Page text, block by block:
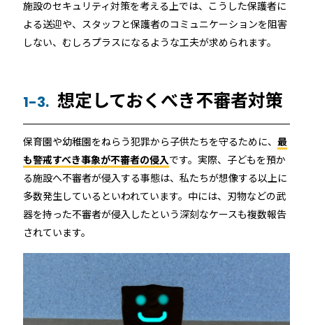
施設のセキュリティ対策を考える上では、こうした保護者に
よる送迎や、スタッフと保護者のコミュニケーションを阻害
しない、むしろプラスになるような工夫が求められます。
1-3. 想定しておくべき不審者対策
保育園や幼稚園をねらう犯罪から子供たちを守るために、 最
も警戒すべき事象が不審者の侵入です。実際、子どもを預か
る施設へ不審者が侵入する事態は、私たちが想像する以上に
多数発生しているといわれています。中には、刃物などの武
器を持った不審者が侵入したという深刻なケースも複数報告
されています。